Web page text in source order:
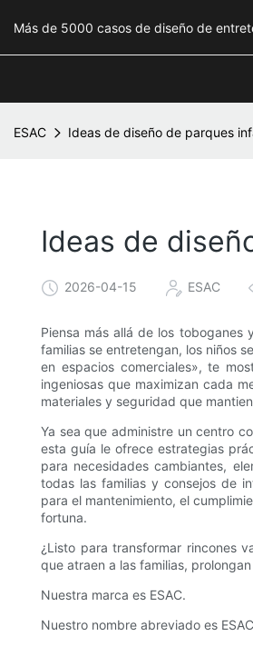
Más de 5000 casos de diseño de
ESAC Ideas de diseño de parques
Ideas de
2026-04-15 ESAC
Piensa más allá de los
familias se entretengan, los niños
en espacios comerciales», te
ingeniosas que maximizan cada
materiales y seguridad que
Ya sea que administre un centro
esta guía le ofrece estrategias
para necesidades cambiantes,
todas las familias y consejos de
para el mantenimiento, el
fortuna.
¿Listo para transformar rincones
que atraen a las familias,
Nuestra marca es ESAC.
Nuestro nombre abreviado es